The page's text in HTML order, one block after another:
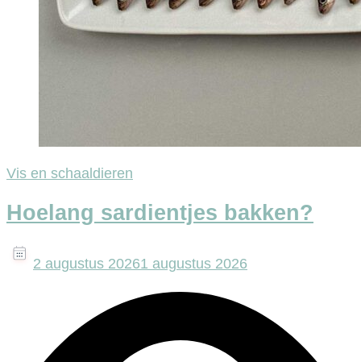
Vis en schaaldieren
Hoelang sardientjes bakken?
2 augustus 20261 augustus 2026